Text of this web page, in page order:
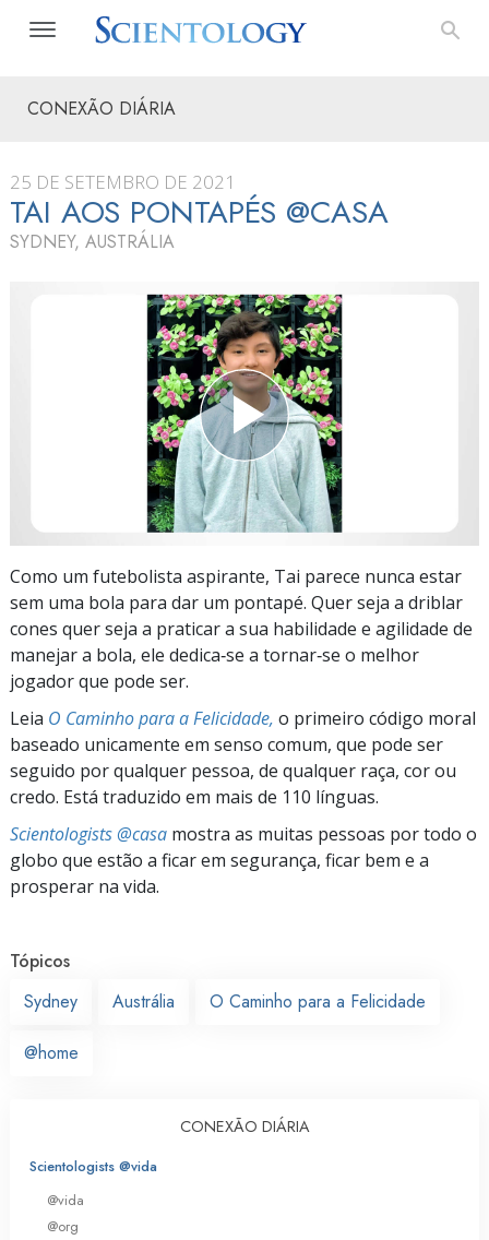
CONEXÃO DIÁRIA
25 DE SETEMBRO DE 2021
TAI AOS PONTAPÉS @CASA
SYDNEY, AUSTRÁLIA
Como um futebolista aspirante, Tai parece nunca estar
sem uma bola para dar um pontapé. Quer seja a driblar
cones quer seja a praticar a sua habilidade e agilidade de
manejar a bola, ele dedica‑se a tornar‑se o melhor
jogador que pode ser.
Leia O Caminho para a Felicidade, o primeiro código moral
baseado unicamente em senso comum, que pode ser
seguido por qualquer pessoa, de qualquer raça, cor ou
credo. Está traduzido em mais de 110 línguas.
Scientologists @casa mostra as muitas pessoas por todo o
globo que estão a ficar em segurança, ficar bem e a
prosperar na vida.
Tópicos
Sydney
Austrália O Caminho para a Felicidade
@home
CONEXÃO DIÁRIA
Scientologists @vida
@vida
@org